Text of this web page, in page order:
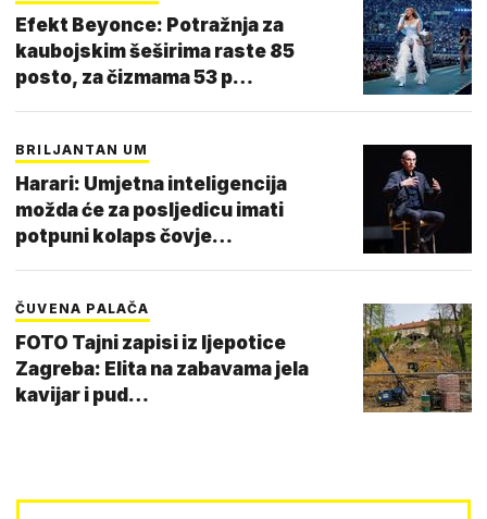
Efekt Beyonce: Potražnja za
kaubojskim šeširima raste 85
posto, za čizmama 53 p…
BRILJANTAN UM
Harari: Umjetna inteligencija
možda će za posljedicu imati
potpuni kolaps čovje…
ČUVENA PALAČA
FOTO Tajni zapisi iz ljepotice
Zagreba: Elita na zabavama jela
kavijar i pud…